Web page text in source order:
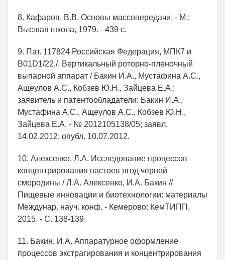
8. Кафаров, В.В. Основы массопередачи. - М.:
Высшая школа, 1979. - 439 с.
9. Пат. 117824 Российская Федерация, МПК7 и
B01D1/22,/. Вертикальный роторно-пленочный
выпарной аппарат / Бакин И.А., Мустафина А.С.,
Ащеулов А.С., Кобзев Ю.Н., Зайцева Е.А.;
заявитель и патентообладатели: Бакин И.А.,
Мустафина А.С., Ащеулов А.С., Кобзев Ю.Н.,
Зайцева Е.А. - № 2012105138/05; заявл.
14.02.2012; опубл. 10.07.2012.
10. Алексенко, Л.А. Исследование процессов
концентрирования настоев ягод черной
смородины / Л.А. Алексенко, И.А. Бакин //
Пищевые инновации и биотехнологии: материалы
Междунар. науч. конф. - Кемерово: КемТИПП,
2015. - С. 138-139.
11. Бакин, И.А. Аппаратурное оформление
процессов экстрагирования и концентрирования